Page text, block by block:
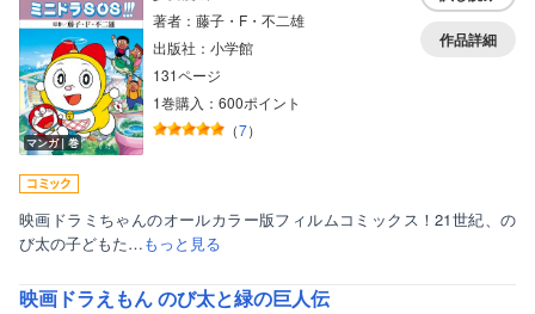
マンガ｜巻
著者：藤子・F・不二雄
出版社：小学館
131ページ
1巻購入：600ポイント
（7）
作品詳細
映画ドラミちゃんのオールカラー版フィルムコミックス！21世紀、の
び太の子どもた…もっと見る
映画ドラえもん のび太と緑の巨人伝